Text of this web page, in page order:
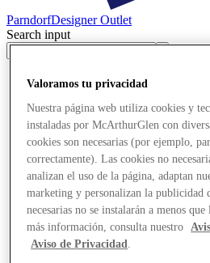
ParndorfDesigner Outlet
Search input
Valoramos tu privacidad
Nuestra página web utiliza cookies y
instaladas por McArthurGlen con
cookies son necesarias (por ejemplo,
correctamente). Las cookies no
analizan el uso de la página, adaptan
marketing y personalizan la publicidad
necesarias no se instalarán a menos que
más información, consulta nuestro
Aviso de Privacidad